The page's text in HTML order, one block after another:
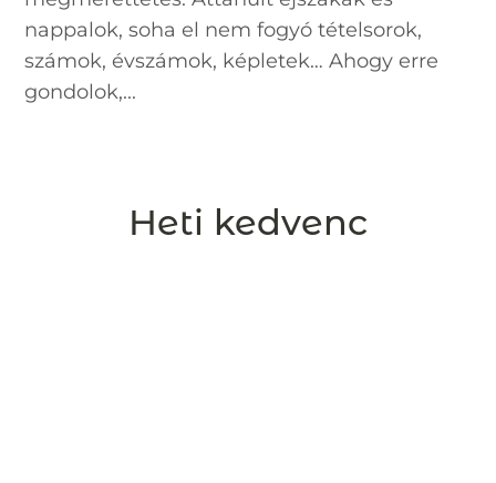
nappalok, soha el nem fogyó tételsorok,
számok, évszámok, képletek… Ahogy erre
gondolok,...
Heti kedvenc